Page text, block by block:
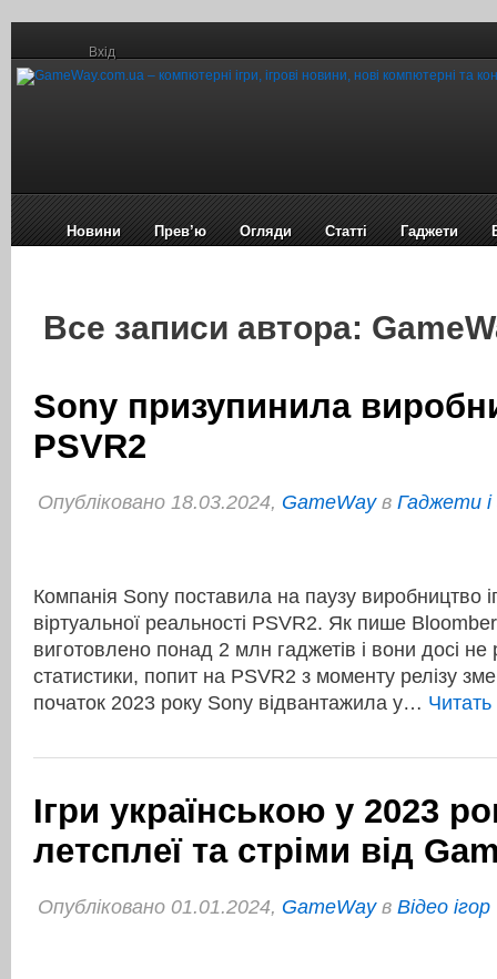
Вхід
Новини Прев’ю Огляди Статті Гаджети
Все записи автора:
Sony призупинила
PSVR2
Опубліковано 18.03.2024, GameWayв Гаджети і
Компанія Sony поставила на паузу виробництво
віртуальної реальності PSVR2. Як пише
виготовлено понад 2 млн гаджетів і вони досі не
статистики, попит на PSVR2 з моменту релізу
початок 2023 року Sony відвантажила у…
Ігри українською у 2023
летсплеї та стріми від
Опубліковано 01.01.2024, GameWayв Відео ігор